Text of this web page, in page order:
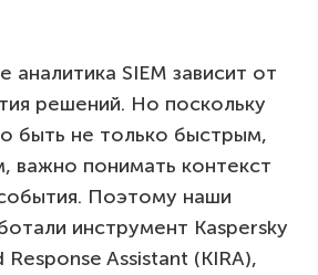
SIEM зависит от
решений. Но поскольку
быть не только быстрым,
важно понимать контекст
Поэтому наши
инструмент Kaspersky
Assistant (KIRA),